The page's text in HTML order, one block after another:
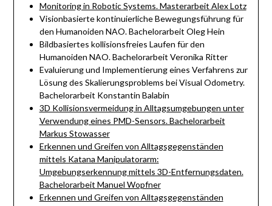
Monitoring in Robotic Systems. Masterarbeit Alex Lotz
Visionbasierte kontinuierliche Bewegungsführung für
den Humanoiden NAO. Bachelorarbeit Oleg Hein
Bildbasiertes kollisionsfreies Laufen für den
Humanoiden NAO. Bachelorarbeit Veronika Ritter
Evaluierung und Implementierung eines Verfahrens zur
Lösung des Skalierungsproblems bei Visual Odometry.
Bachelorarbeit Konstantin Balabin
3D Kollisionsvermeidung in Alltagsumgebungen unter
Verwendung eines PMD-Sensors. Bachelorarbeit
Markus Stowasser
Erkennen und Greifen von Alltagsgegenständen
mittels Katana Manipulatorarm:
Umgebungserkennung mittels 3D-Entfernungsdaten.
Bachelorarbeit Manuel Wopfner
Erkennen und Greifen von Alltagsgegenständen